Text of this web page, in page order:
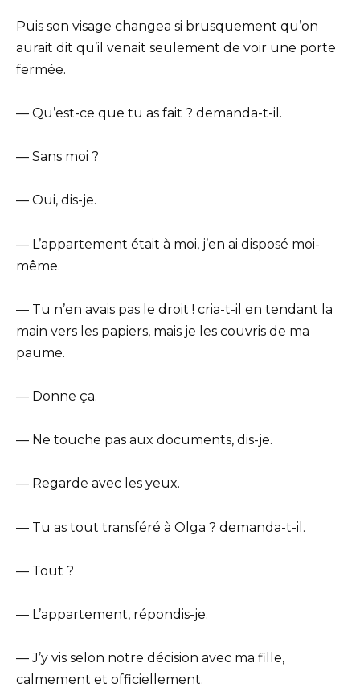
Puis son visage changea si brusquement qu’on
aurait dit qu’il venait seulement de voir une porte
fermée.
— Qu’est-ce que tu as fait ? demanda-t-il.
— Sans moi ?
— Oui, dis-je.
— L’appartement était à moi, j’en ai disposé moi-
même.
— Tu n’en avais pas le droit ! cria-t-il en tendant la
main vers les papiers, mais je les couvris de ma
paume.
— Donne ça.
— Ne touche pas aux documents, dis-je.
— Regarde avec les yeux.
— Tu as tout transféré à Olga ? demanda-t-il.
— Tout ?
— L’appartement, répondis-je.
— J’y vis selon notre décision avec ma fille,
calmement et officiellement.